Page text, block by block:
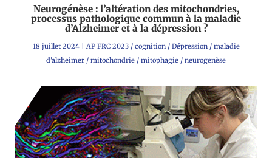
Neurogénèse : l’altération des mitochondries,
processus pathologique commun à la maladie
d’Alzheimer et à la dépression ?
18 juillet 2024| AP FRC 2023/ cognition/ Dépression/ maladie
d'alzheimer / mitochondrie / mitophagie / neurogenèse